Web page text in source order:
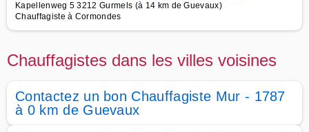
Kapellenweg 5 3212 Gurmels (à 14 km de Guevaux)
Chauffagiste à Cormondes
Chauffagistes dans les villes voisines
Contactez un bon Chauffagiste Mur - 1787
à 0 km de Guevaux